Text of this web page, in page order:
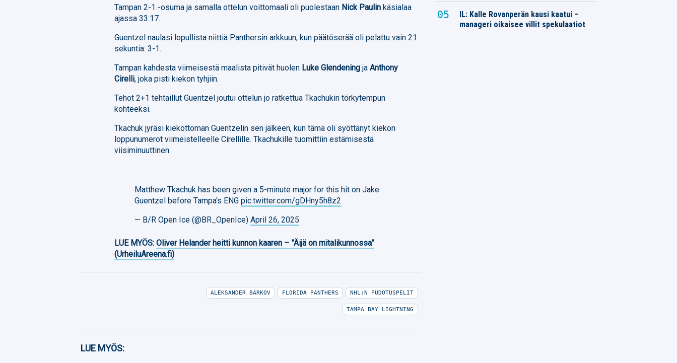
Tampan 2-1 -osuma ja samalla ottelun voittomaali oli puolestaan Nick Paulin käsialaa
ajassa 33.17.
Guentzel naulasi lopullista niittiä Panthersin arkkuun, kun päätöserää oli pelattu vain 21
sekuntia: 3-1.
Tampan kahdesta viimeisestä maalista pitivät huolen Luke Glendening ja Anthony
Cirelli, joka pisti kiekon tyhjiin.
Tehot 2+1 tehtaillut Guentzel joutui ottelun jo ratkettua Tkachukin törkytempun
kohteeksi.
Tkachuk jyräsi kiekottoman Guentzelin sen jälkeen, kun tämä oli syöttänyt kiekon
loppunumerot viimeistelleelle Cirellille. Tkachukille tuomittiin estämisestä
viisiminuuttinen.
Matthew Tkachuk has been given a 5-minute major for this hit on Jake
Guentzel before Tampa's ENGpic.twitter.com/gDHny5h8z2
— B/R Open Ice (@BR_OpenIce)April 26, 2025
LUE MYÖS:Oliver Helander heitti kunnon kaaren – ”Äijä on mitalikunnossa”
(UrheiluAreena.fi)
ALEKSANDER BARKOV FLORIDA PANTHERS NHL:N PUDOTUSPELIT
TAMPA BAY LIGHTNING
LUE MYÖS:
IL: Kalle Rovanperän kausi kaatui –
manageri oikaisee villit spekulaatiot